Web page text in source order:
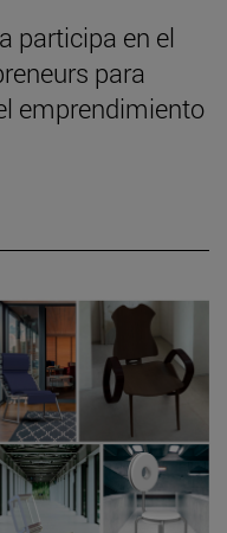
participa en el
para
emprendimiento